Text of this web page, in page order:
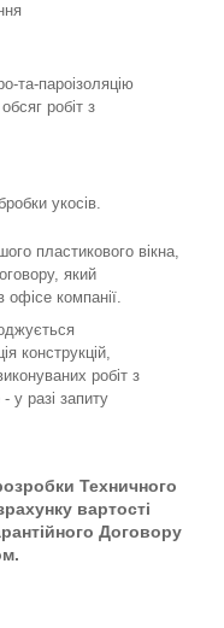
та-пароізоляцію
робіт з
укосів.
пластикового вікна,
який
компанії.
конструкцій,
робіт з
у разі запиту
Техничного
вартості
Договору